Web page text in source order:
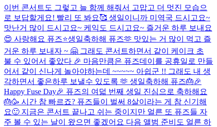
이번 콘서트도 그렇고 늘 함께 해줘서 고맙고 더 멋진 모습으
로 보답할게요! 빨리 또 봐요🥰 생일이니까 미역국 드시고요~
맛난거 많이 드시고요~ 케익도 드시고요~ 즐거운 하루 보내요
😍 사랑해요 퓨즈⭐️생일축하해 퓨즈🫶 맛있는 거 많이 먹고 즐
거운 하루 보내자 ~ 🤗 그래도 콘서트하면서 같이 케이크 초
불 수 있어서 좋았다 🎉 마음만큼은 퓨즈데이를 공휴일로 만들
어서 같이 신나게 놀아야하는데 ~~~~~ 아쉽군 !! 그래도 내 생
각하면서 좋은하루 보낼수 있도록 🫶 생일축하해 퓨즈🎂🎉
Happy Fuse Day🎉 퓨즈의 여덟 번째 생일 진심으로 축하해요
🎂🥳 시간 참 빠르죠? 퓨즈들이 벌써 8살이라는 게 참 신기해
요🙂 지금은 콘서트 끝나고 쉬는 중이지만 얼른 또 퓨즈들 자
주 볼 수 있는 날이 왔으면 좋겠어요 다음 앨범 준비도 얼른 하